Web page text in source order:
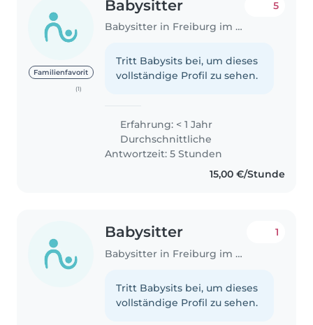
Familienfavorit
(1)
Babysitter
Babysitter in Freiburg im Breisgau
5
Tritt Babysits bei, um dieses
vollständige Profil zu sehen.
Erfahrung: < 1 Jahr
Durchschnittliche
Antwortzeit: 5 Stunden
15,00 €/Stunde
Babysitter
Babysitter in Freiburg im Breisgau
1
Tritt Babysits bei, um dieses
vollständige Profil zu sehen.